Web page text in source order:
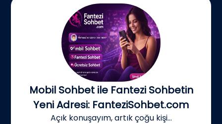
Mobil Sohbet ile Fantezi Sohbetin
Yeni Adresi: FanteziSohbet.com
Açık konuşayım, artık çoğu kişi...